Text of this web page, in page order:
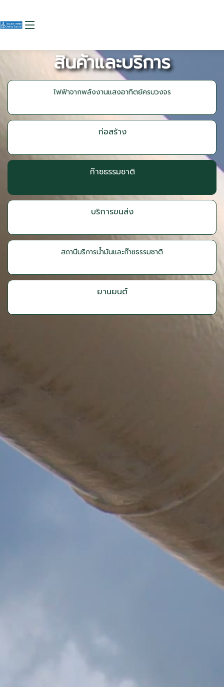
สินค้าและบริการ
ไฟฟ้าจากพลังงานแสงอาทิตย์ครบวงจร
ก่อสร้าง
ก๊าซธรรมชาติ
บริการขนส่ง
สถานีบริการน้ำมันและก๊าซธรรมชาติ
ยานยนต์